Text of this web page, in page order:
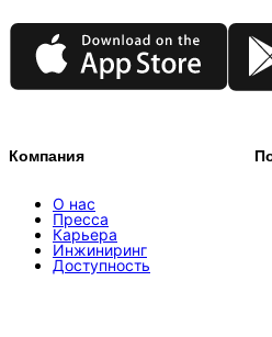
App Store
Компания
О нас
Пресса
Карьера
Инжиниринг
Доступность